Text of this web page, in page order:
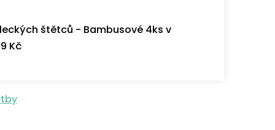
štětců - Bambusové 4ks v
Kč